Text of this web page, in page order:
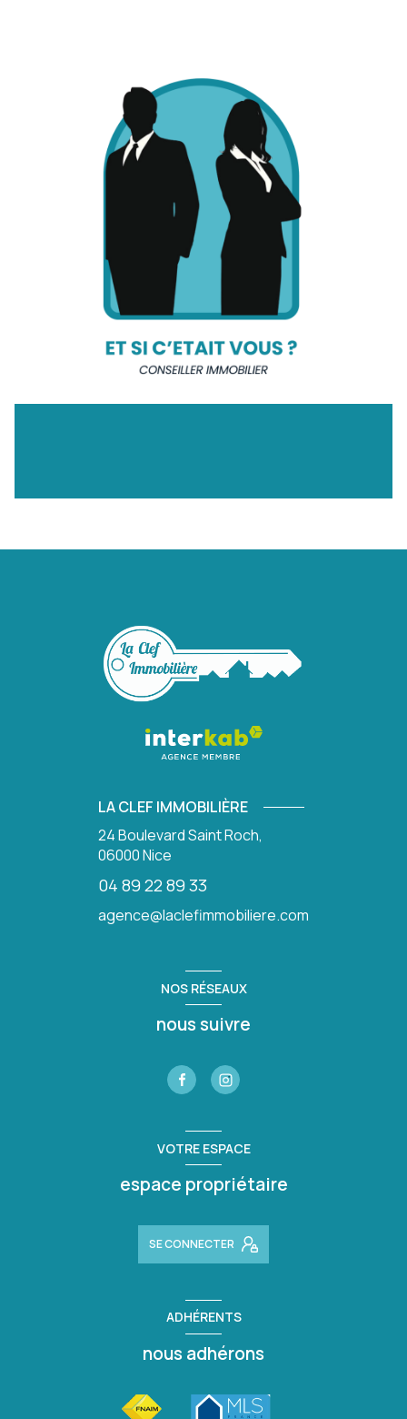
LA CLEF IMMOBILIÈRE
24 Boulevard Saint Roch,
06000Nice
04 89 22 89 33
agence@laclefimmobiliere.com
NOS RÉSEAUX
nous suivre
VOTRE ESPACE
espace propriétaire
SE CONNECTER
ADHÉRENTS
nous adhérons